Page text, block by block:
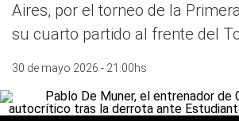
Aires, por el torneo de la
su cuarto partido al frente del
30 de mayo 2026 - 21:00hs